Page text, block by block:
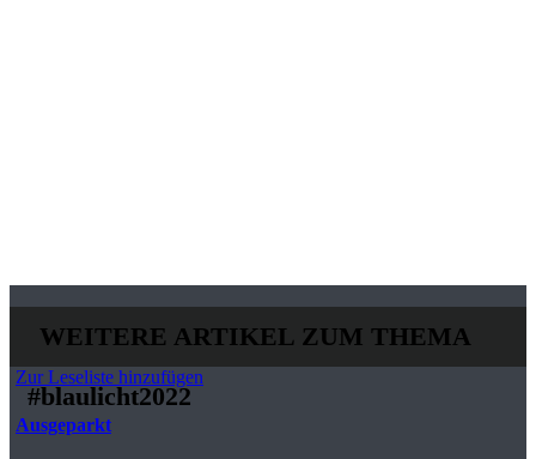
WEITERE ARTIKEL ZUM THEMA
#blaulicht2022
Zur Leseliste hinzufügen
Ausgeparkt